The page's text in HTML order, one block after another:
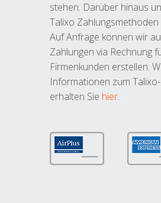
stehen. Darüber hinaus
Talixo Zahlungsmethoden
Auf Anfrage können wir
Zahlungen via Rechnung
Firmenkunden erstellen.
Informationen zum
erhalten Sie hier.